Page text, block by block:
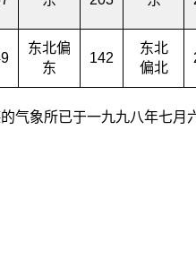
东北偏
东
142
东北
偏北
气象所已于一九九八年七